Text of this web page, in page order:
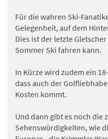
Für die wahren Ski-
Gelegenheit, auf dem
Dies ist der letzte
Sommer Ski fahren kann.
In Kürze wird zudem ein
dass auch der
Kosten kommt.
Und dann gibt es noch die
Sehenswürdigkeiten, wie